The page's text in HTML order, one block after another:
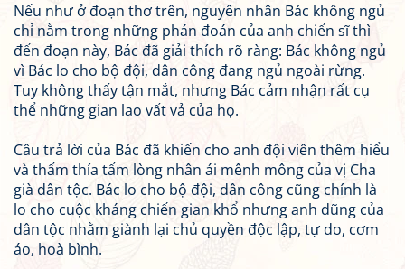
Nếu như ở đoạn thơ trên, nguyên nhân Bác không ngủ
chỉ nằm trong những phán đoán của anh chiến sĩ thì
đến đoạn này, Bác đã giải thích rõ ràng: Bác không ngủ
vì Bác lo cho bộ đội, dân công đang ngủ ngoài rừng.
Tuy không thấy tận mắt, nhưng Bác cảm nhận rất cụ
thể những gian lao vất vả của họ.
Câu trả lời của Bác đã khiến cho anh đội viên thêm hiểu
và thấm thía tấm lòng nhân ái mênh mông của vị Cha
già dân tộc. Bác lo cho bộ đội, dân công cũng chính là
lo cho cuộc kháng chiến gian khổ nhưng anh dũng của
dân tộc nhằm giành lại chủ quyền độc lập, tự do, cơm
áo, hoà bình.